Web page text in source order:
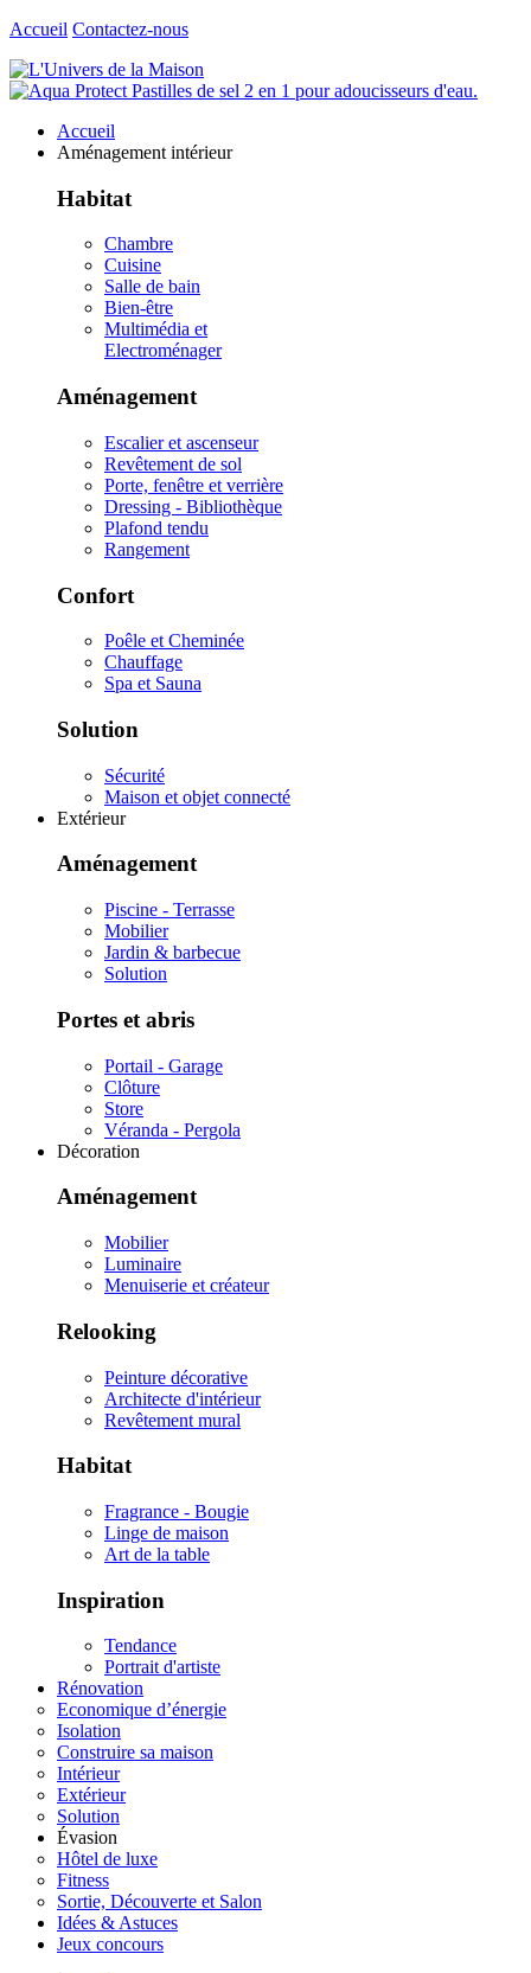
Accueil Contactez-nous
Accueil
Aménagement intérieur
Habitat
Chambre
Cuisine
Salle de bain
Bien-être
Multimédia et
Electroménager
Aménagement
Escalier et ascenseur
Revêtement de sol
Porte, fenêtre et verrière
Dressing - Bibliothèque
Plafond tendu
Rangement
Confort
Poêle et Cheminée
Chauffage
Spa et Sauna
Solution
Sécurité
Maison et objet connecté
Extérieur
Aménagement
Piscine - Terrasse
Mobilier
Jardin & barbecue
Solution
Portes et abris
Portail - Garage
Clôture
Store
Véranda - Pergola
Décoration
Aménagement
Mobilier
Luminaire
Menuiserie et créateur
Relooking
Peinture décorative
Architecte d'intérieur
Revêtement mural
Habitat
Fragrance - Bougie
Linge de maison
Art de la table
Inspiration
Tendance
Portrait d'artiste
Rénovation
Economique d’énergie
Isolation
Construire sa maison
Intérieur
Extérieur
Solution
Évasion
Hôtel de luxe
Fitness
Sortie, Découverte et Salon
Idées & Astuces
Jeux concours